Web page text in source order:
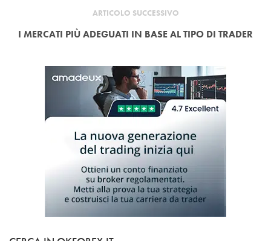
ARTICOLO SUCCESSIVO
I MERCATI PIÙ ADEGUATI IN BASE AL TIPO DI TRADER